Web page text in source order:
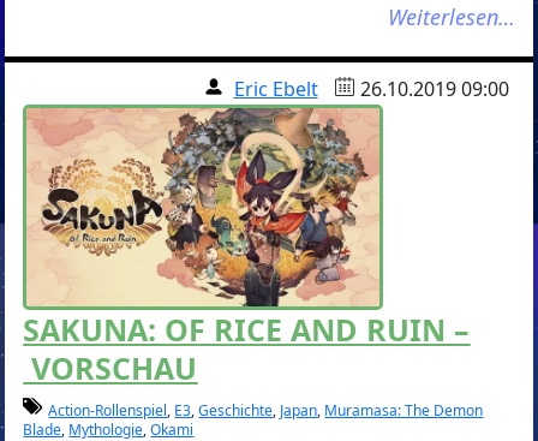
Weiterlesen…
Eric Ebelt 26.10.2019 09:00
SAKUNA: OF RICE AND RUIN –
VORSCHAU
Action-Rollenspiel, E3,Geschichte, Japan, Muramasa: The Demon
Blade, Mythologie,Okami